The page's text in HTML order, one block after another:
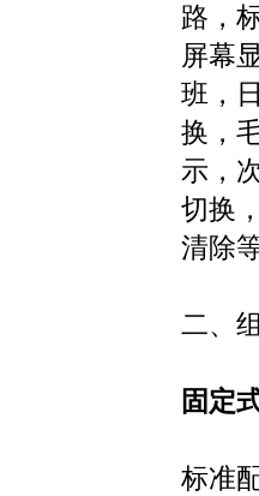
路，
屏幕
班，
换，
示，
切换
清除
二、
固定
标准